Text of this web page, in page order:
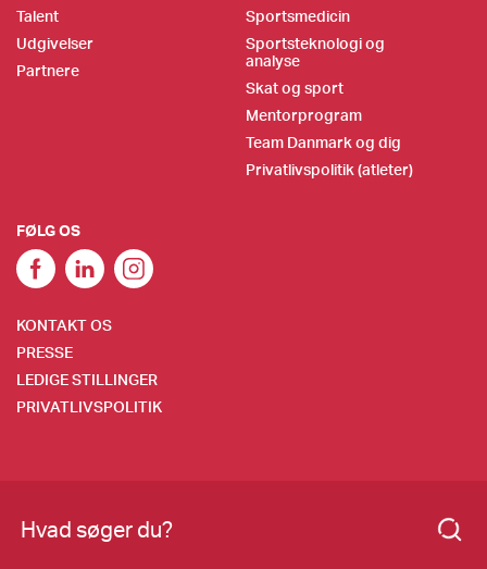
Talent
Udgivelser
Partnere
Sportsmedicin
Sportsteknologi og
analyse
Skat og sport
Mentorprogram
Team Danmark og dig
Privatlivspolitik (atleter)
FØLG OS
KONTAKT OS
PRESSE
LEDIGE STILLINGER
PRIVATLIVSPOLITIK